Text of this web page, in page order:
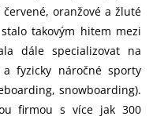
oranžové a žluté
takovým hitem mezi
dále specializovat na
fyzicky náročné sporty
snowboarding).
firmou s více jak 300